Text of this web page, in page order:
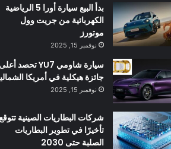
بدأ البيع سيارة أورا 5 الرياضية
الكهربائية من جريت وول
موتورز
نوفمبر 15, 2025
سيارة شاومي YU7 تحصد أعلى
جائزة هيكلية في أمريكا
نوفمبر 15, 2025
شركات البطاريات الصينية
تأخيرًا في تطوير البطاريات
الصلبة حتى 2030